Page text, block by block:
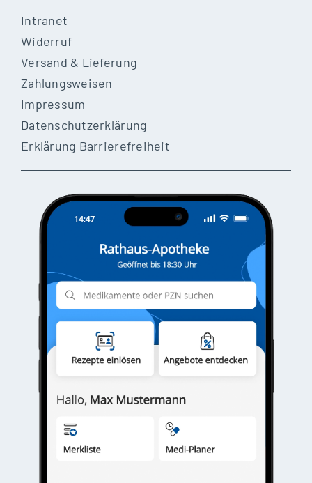
Intranet
Widerruf
Versand & Lieferung
Zahlungsweisen
Impressum
Datenschutzerklärung
Erklärung Barrierefreiheit